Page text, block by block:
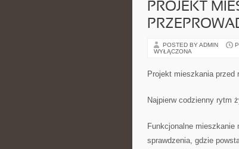
PROJEKT
POSTED BY ADMIN
WYŁĄCZONA
Projekt mieszkania przed
Najpierw codzienny rytm
Funkcjonalne
sprawdzenia, gdzie